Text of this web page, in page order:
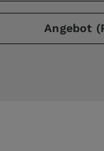
Angebot